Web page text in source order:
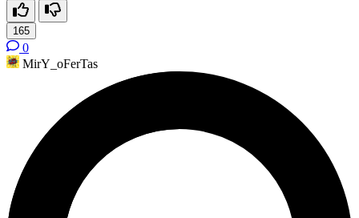
165
0
MirY_oFerTas